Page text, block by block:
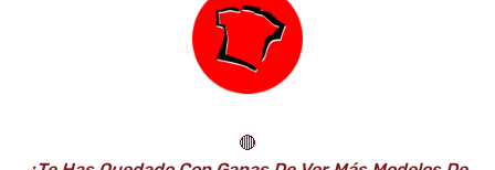
Estuche de lápices,...
🔴